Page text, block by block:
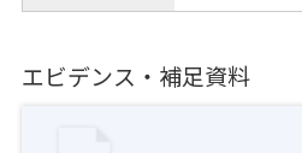
エビデンス・補足資料